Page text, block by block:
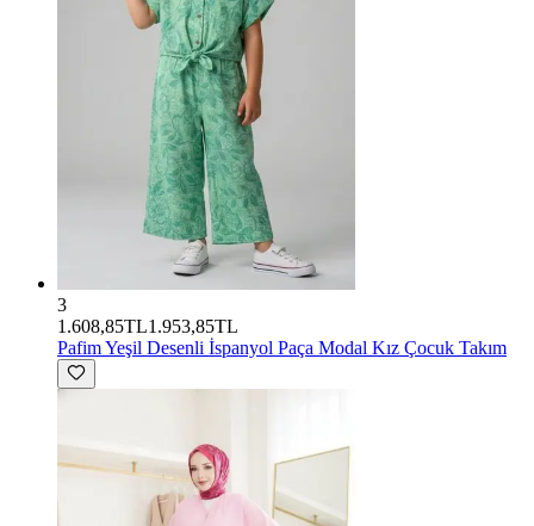
3
1.608,85TL1.953,85TL
PafimYeşil Desenli İspanyol Paça Modal Kız Çocuk Takım